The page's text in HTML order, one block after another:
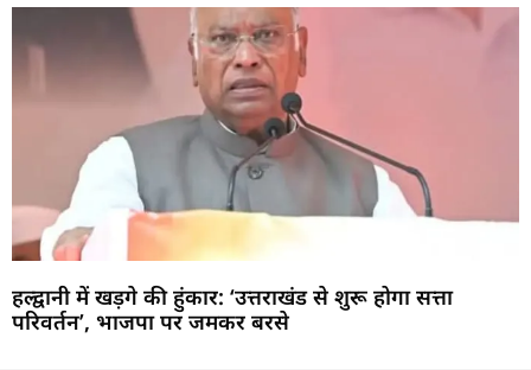
हल्द्वानी में खड़गे की हुंकार: ‘उत्तराखंड से शुरू होगा सत्ता
परिवर्तन’, भाजपा पर जमकर बरसे